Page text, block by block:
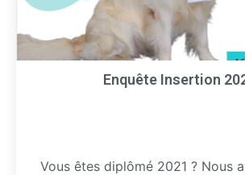
Enquête Insertion
Vous êtes diplômé 2021 ? Nous